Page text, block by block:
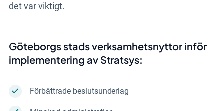
det var viktigt.
Göteborgs stads verksamhetsnyttor inför
implementering av Stratsys:
Förbättrade beslutsunderlag